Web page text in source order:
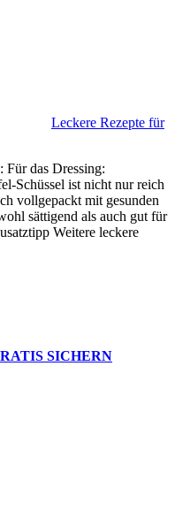
Leckere Rezepte für
Für das Dressing:
Schüssel ist nicht nur reich
vollgepackt mit gesunden
sättigend als auch gut für
Weitere leckere
SICHERN